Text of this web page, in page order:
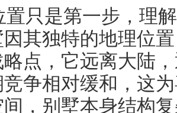
置只是第一步，理
其独特的地理位
点，它远离大陆
竞争相对缓和，这
，别墅本身结构